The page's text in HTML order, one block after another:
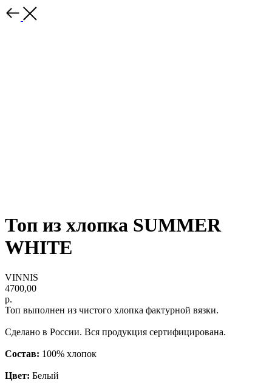
Топ из хлопка SUMMER
WHITE
VINNIS
4700,00
р.
Топ выполнен из чистого хлопка фактурной вязки.
Сделано в России. Вся продукция сертифицирована.
Состав: 100% хлопок
Цвет: Белый